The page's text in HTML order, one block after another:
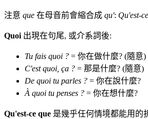
注意 que 在母音前會縮合成 qu': Qu'est-
Quoi 出現在句尾, 或介系詞後:
Tu fais quoi ? = 你在做什麼? (隨意)
C'est quoi, ça ? = 那是什麼? (隨意)
De quoi tu parles ? = 你在說什麼?
À quoi tu penses ? = 你在想什麼?
Qu'est-ce que 是幾乎任何情境都能用的